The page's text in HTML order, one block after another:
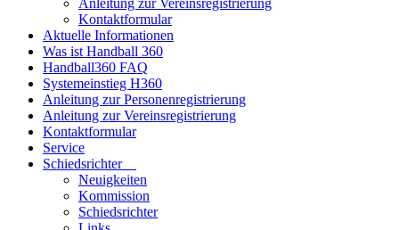
Kontaktformular
Aktuelle Informationen
Was ist Handball 360
Handball360 FAQ
Systemeinstieg H360
Anleitung zur Personenregistrierung
Anleitung zur Vereinsregistrierung
Kontaktformular
Service
Schiedsrichter
Neuigkeiten
Kommission
Schiedsrichter